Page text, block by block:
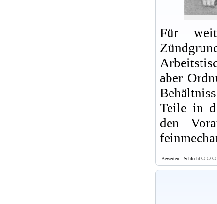
Für
aber
Teile in
den
Bewerten - Schlecht